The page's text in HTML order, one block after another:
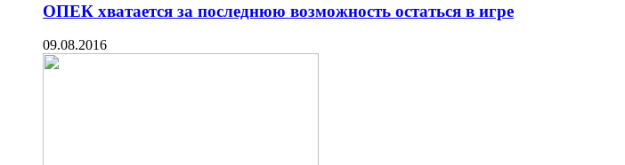
ОПЕК хватается за последнюю возможность остаться в игре
09.08.2016